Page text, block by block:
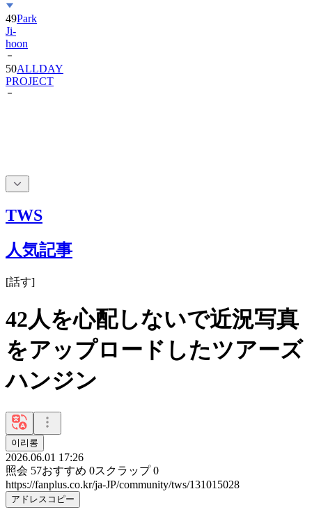
49Park
Ji-
hoon
50ALLDAY
PROJECT
TWS
人気記事
[話す]
42人を心配しないで近況写真
をアップロードしたツアーズ
ハンジン
이리롱
2026.06.01 17:26
照会 57おすすめ 0スクラップ 0
https://fanplus.co.kr/ja-JP/community/tws/131015028
アドレスコピー